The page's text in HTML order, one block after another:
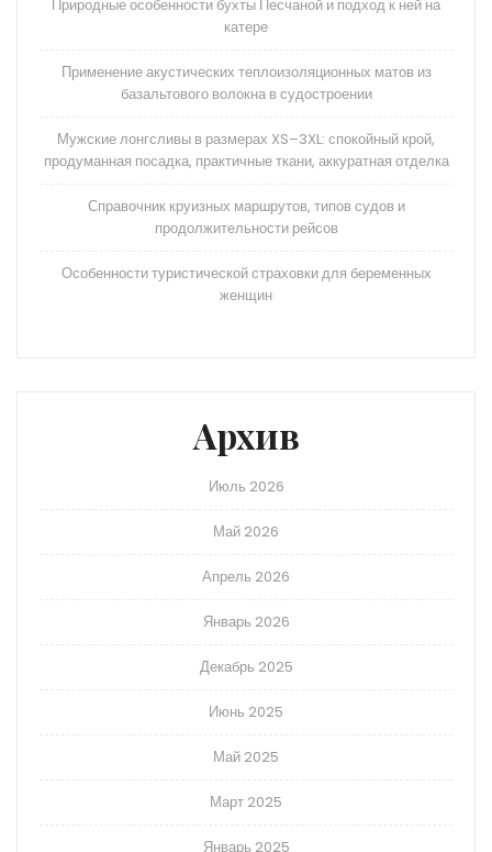
Природные особенности бухты Песчаной и подход к ней на
катере
Применение акустических теплоизоляционных матов из
базальтового волокна в судостроении
Мужские лонгсливы в размерах XS–3XL: спокойный крой,
продуманная посадка, практичные ткани, аккуратная отделка
Справочник круизных маршрутов, типов судов и
продолжительности рейсов
Особенности туристической страховки для беременных
женщин
Архив
Июль 2026
Май 2026
Апрель 2026
Январь 2026
Декабрь 2025
Июнь 2025
Май 2025
Март 2025
Январь 2025